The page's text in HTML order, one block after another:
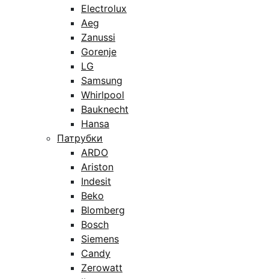
Electrolux
Aeg
Zanussi
Gorenje
LG
Samsung
Whirlpool
Bauknecht
Hansa
Патрубки
ARDO
Ariston
Indesit
Beko
Blomberg
Bosch
Siemens
Candy
Zerowatt